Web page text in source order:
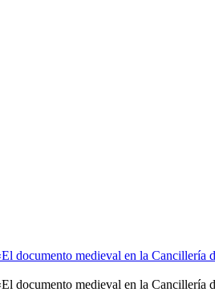
documento medieval en la Cancillería
documento medieval en la Cancillería